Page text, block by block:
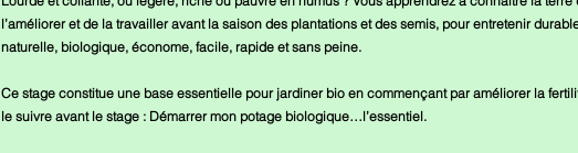
l’améliorer et de la travailler avant la saison des plantations et des semis, pour entretenir
naturelle, biologique, économe, facile, rapide et sans peine.
Ce stage constitue une base essentielle pour jardiner bio en commençant par améliorer la
le suivre avant le stage : Démarrer mon potage biologique…l’essentiel.